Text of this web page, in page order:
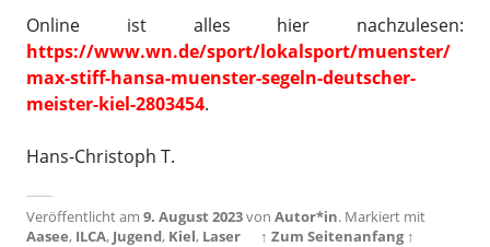
Online ist alles hier nachzulesen:
https://www.wn.de/sport/lokalsport/muenster/
max-stiff-hansa-muenster-segeln-deutscher-
meister-kiel-2803454.
Hans-Christoph T.
Veröffentlicht am 9. August 2023von Autor*in. Markiert mit
Aasee, ILCA, Jugend, Kiel, Laser ↑ Zum Seitenanfang ↑